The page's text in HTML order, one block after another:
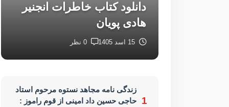
دانلود کتاب خاطرات انجنیر
هادی پویان
1
زندگی نامه مجاهد نستوه مرحوم استاد
حاجی حسین داد امینی از قوم راموز :